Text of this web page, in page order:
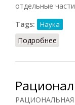
отдельные
Tags:
Наука
Подробнее
РАЦИОНАЛЬНАЯ